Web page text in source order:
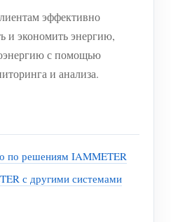
эффективно
и экономить энергию,
с помощью
и анализа.
по решениям IAMMETER
с другими системами